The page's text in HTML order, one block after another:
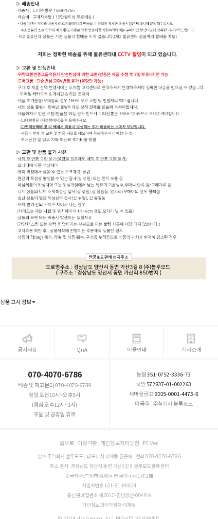
상품 고시 정보
공지사항 QnA 이용안내 회사소개
070-4070-6786
배송 및 재고문의 070-4070-6789
평일 오전10시~오후5시
(점심 오후12시~1시)
주말 및 공휴일 휴무
농협351-0752-3336-73
국민 572837-01-002263
새마을금고9005-0001-4473-8
예금주 : 주식회사 블루모드
홈으로 이용약관 개인정보처리방침 PC Ver.
상호 주식회사 블루모드 | 대표이사 이재동 권은숙 | 전화 070-4070-6786
주소 본사: 경상남도 양산시 동면 가산3길 8 블루모드물류센터
중국지사:广州市番禺区星河湾小区1栋2梯
사업자번호 621-81-80834
통신판매업번호 제2010-경남양산-0049호
개인정보관리책임자 이재동